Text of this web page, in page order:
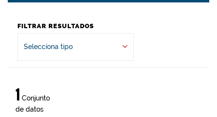
FILTRAR RESULTADOS
Selecciona tipo
1 Conjunto
de datos